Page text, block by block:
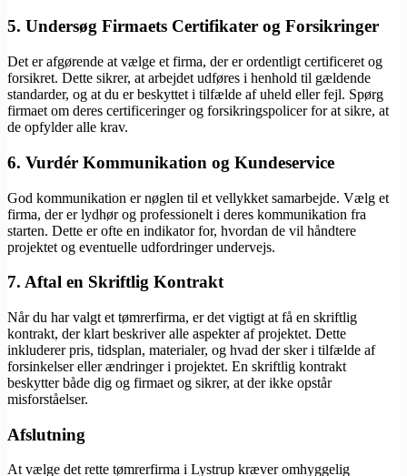
5. Undersøg Firmaets Certifikater og Forsikringer
Det er afgørende at vælge et firma, der er ordentligt certificeret og
forsikret. Dette sikrer, at arbejdet udføres i henhold til gældende
standarder, og at du er beskyttet i tilfælde af uheld eller fejl. Spørg
firmaet om deres certificeringer og forsikringspolicer for at sikre, at
de opfylder alle krav.
6. Vurdér Kommunikation og Kundeservice
God kommunikation er nøglen til et vellykket samarbejde. Vælg et
firma, der er lydhør og professionelt i deres kommunikation fra
starten. Dette er ofte en indikator for, hvordan de vil håndtere
projektet og eventuelle udfordringer undervejs.
7. Aftal en Skriftlig Kontrakt
Når du har valgt et tømrerfirma, er det vigtigt at få en skriftlig
kontrakt, der klart beskriver alle aspekter af projektet. Dette
inkluderer pris, tidsplan, materialer, og hvad der sker i tilfælde af
forsinkelser eller ændringer i projektet. En skriftlig kontrakt
beskytter både dig og firmaet og sikrer, at der ikke opstår
misforståelser.
Afslutning
At vælge det rette tømrerfirma i Lystrup kræver omhyggelig